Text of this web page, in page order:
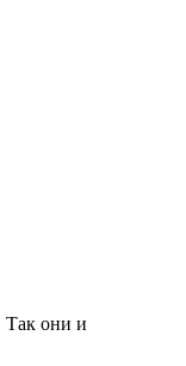
Так они и